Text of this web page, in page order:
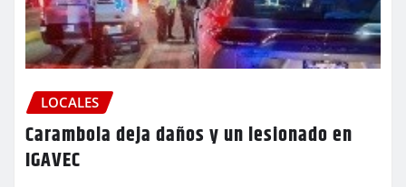
LOCALES
Carambola deja daños y un lesionado en
IGAVEC